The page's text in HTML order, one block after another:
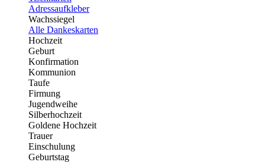
Adressaufkleber
Wachssiegel
Alle Dankeskarten
Hochzeit
Geburt
Konfirmation
Kommunion
Taufe
Firmung
Jugendweihe
Silberhochzeit
Goldene Hochzeit
Trauer
Einschulung
Geburtstag